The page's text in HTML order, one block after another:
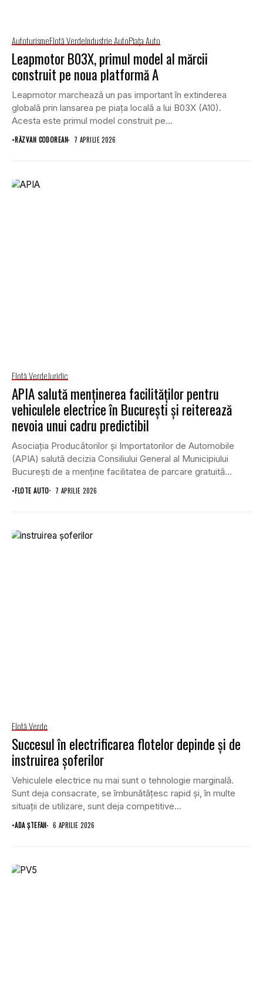
AutoturismeFlotă VerdeIndustrie AutoPiaţa Auto
Leapmotor B03X, primul model al mărcii
construit pe noua platformă A
Leapmotor marchează un pas important în extinderea
globală prin lansarea pe piața locală a lui B03X (A10).
Acesta este primul model construit pe...
•RĂZVAN CODOREAN 7 APRILIE 2026
Flotă VerdeJuridic
APIA salută menținerea facilităților pentru
vehiculele electrice în București și reiterează
nevoia unui cadru predictibil
Asociația Producătorilor și Importatorilor de Automobile
(APIA) salută decizia Consiliului General al Municipiului
București de a menține facilitatea de parcare gratuită
•FLOTE AUTO 7 APRILIE 2026
Flotă Verde
Succesul în electrificarea flotelor depinde și de
instruirea șoferilor
Vehiculele electrice nu mai sunt o tehnologie marginală.
Sunt deja consacrate, se îmbunătățesc rapid și, în multe
situații de utilizare, sunt deja competitive...
•ADA ȘTEFAN 6 APRILIE 2026